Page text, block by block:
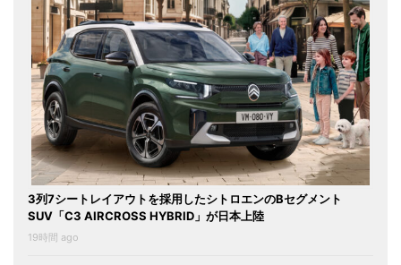
3列7シートレイアウトを採用したシトロエンのBセグメント
SUV「C3 AIRCROSS HYBRID」が日本上陸
19時間 ago